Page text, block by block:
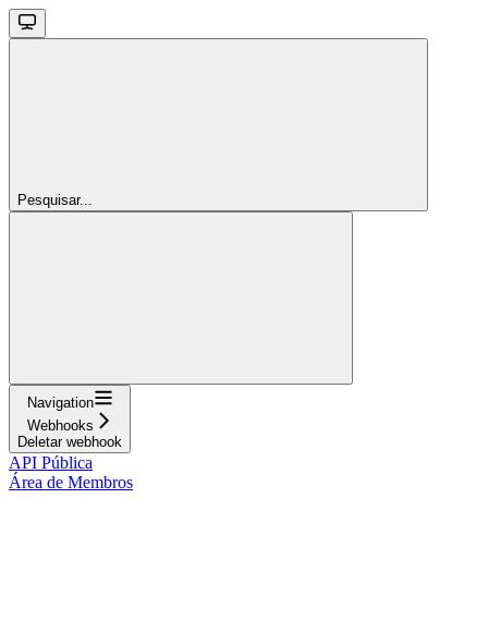
Pesquisar...
Navigation
Webhooks
Deletar webhook
API Pública
Área de Membros